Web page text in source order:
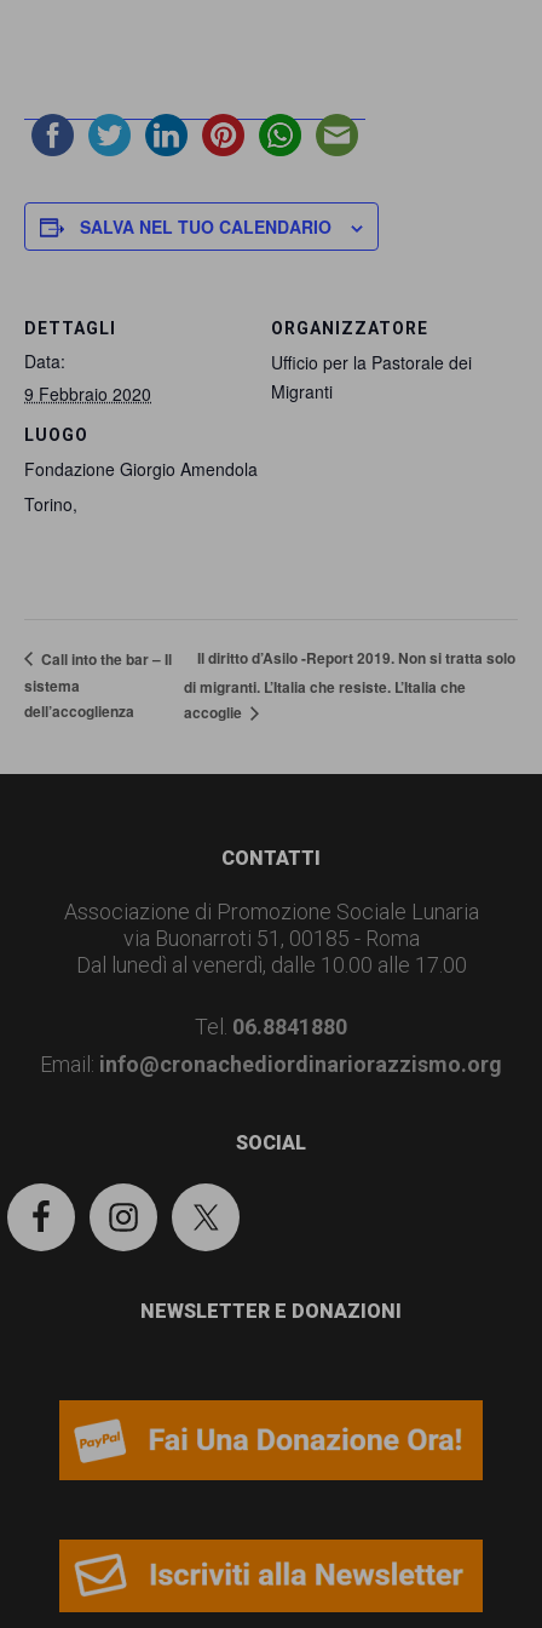
SALVA NEL TUO CALENDARIO
DETTAGLI
Data:
9 Febbraio 2020
LUOGO
Fondazione Giorgio Amendola
Torino,
ORGANIZZATORE
Ufficio per la Pastorale dei
Migranti
Call into the bar – Il
sistema
dell’accoglienza
Il diritto d’Asilo -Report 2019. Non si tratta solo
di migranti. L’Italia che resiste. L’Italia che
accoglie
CONTATTI
Associazione di Promozione Sociale Lunaria
via Buonarroti 51, 00185 - Roma
Dal lunedì al venerdì, dalle 10.00 alle 17.00
Tel. 06.8841880
Email: info@cronachediordinariorazzismo.org
SOCIAL
NEWSLETTER E DONAZIONI